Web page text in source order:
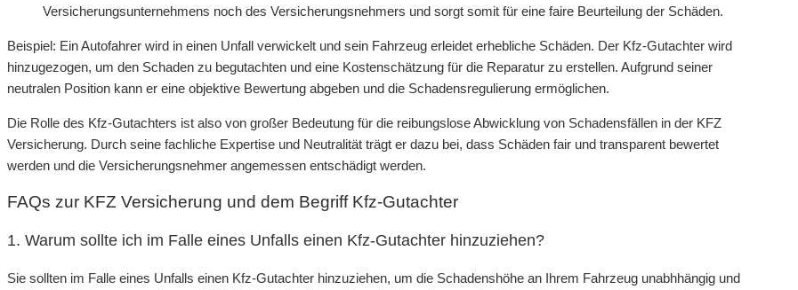
Versicherungsunternehmens noch des Versicherungsnehmers und sorgt somit für eine faire Beurteilung der Schäden.
Beispiel: Ein Autofahrer wird in einen Unfall verwickelt und sein Fahrzeug erleidet erhebliche Schäden. Der Kfz-Gutachter wird
hinzugezogen, um den Schaden zu begutachten und eine Kostenschätzung für die Reparatur zu erstellen. Aufgrund seiner
neutralen Position kann er eine objektive Bewertung abgeben und die Schadensregulierung ermöglichen.
Die Rolle des Kfz-Gutachters ist also von großer Bedeutung für die reibungslose Abwicklung von Schadensfällen in der KFZ
Versicherung. Durch seine fachliche Expertise und Neutralität trägt er dazu bei, dass Schäden fair und transparent bewertet
werden und die Versicherungsnehmer angemessen entschädigt werden.
FAQs zur KFZ Versicherung und dem Begriff Kfz-Gutachter
1. Warum sollte ich im Falle eines Unfalls einen Kfz-Gutachter hinzuziehen?
Sie sollten im Falle eines Unfalls einen Kfz-Gutachter hinzuziehen, um die Schadenshöhe an Ihrem Fahrzeug unabhhängig und